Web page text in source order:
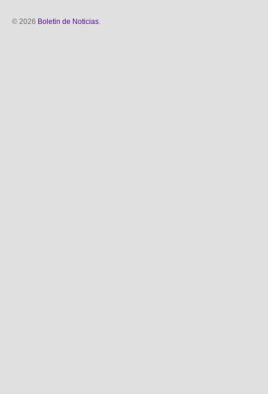
© 2026 Boletin de Noticias.